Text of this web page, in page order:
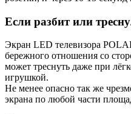
Если разбит или
Экран LED телевизора
бережного отношения со
может треснуть даже при
игрушкой.
Не менее опасно так же
экрана по любой части